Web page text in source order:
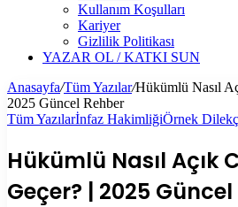
Kullanım Koşulları
Kariyer
Gizlilik Politikası
YAZAR OL / KATKI SUN
Anasayfa/Tüm Yazılar/Hükümlü Nasıl
2025 Güncel Rehber
Tüm Yazılarİnfaz HakimliğiÖrnek
Hükümlü Nasıl Açık
Geçer? | 2025